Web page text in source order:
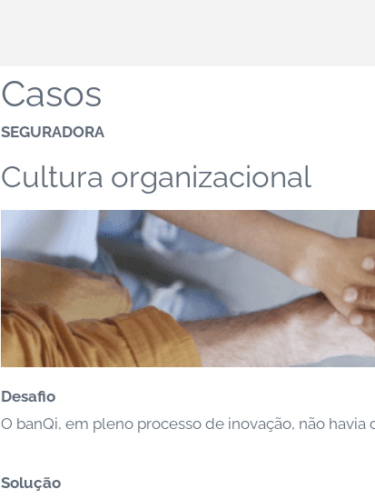
Casos
SEGURADORA
Cultura organizacional
Desafio
O banQi, em pleno processo de inovação, não
Solução